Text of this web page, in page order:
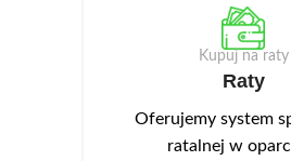
Kupuj na raty
Raty
Oferujemy system
ratalnej w